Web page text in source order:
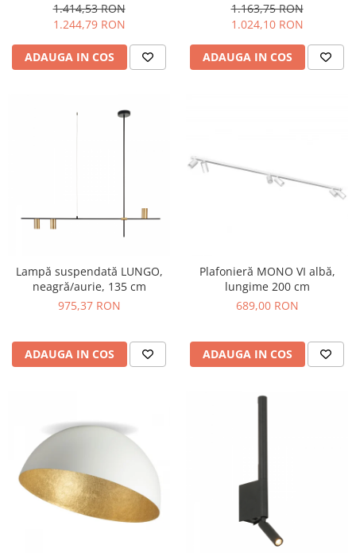
1.414,53 RON
1.244,79 RON
ADAUGA IN COS
1.163,75 RON
1.024,10 RON
ADAUGA IN COS
Lampă suspendată LUNGO,
neagră/aurie, 135 cm
975,37 RON
ADAUGA IN COS
Plafonieră MONO VI albă,
lungime 200 cm
689,00 RON
ADAUGA IN COS